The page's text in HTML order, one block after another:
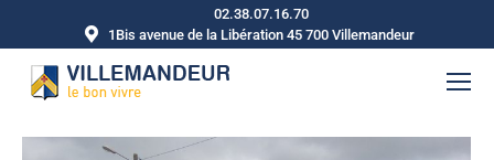
02.38.07.16.70
1Bis avenue de la Libération 45 700 Villemandeur